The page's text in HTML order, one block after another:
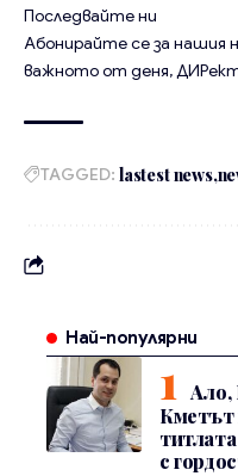
Последвайте ни
Абонирайте се за нашия
важното от деня,
TAGGED: lastest news
Най-популярни
Ало,
Кметът
с